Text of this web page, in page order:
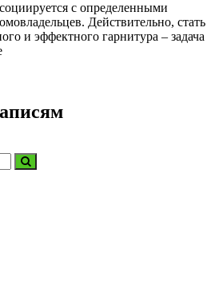
с определенными
Действительно, стать
и эффектного гарнитура – задача